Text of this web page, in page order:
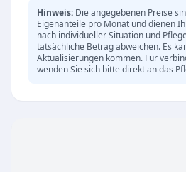
Vertrauen geprägt ist.
zeichnen das Leben vor Ort
Ganzheitliche stationäre
Kurzzeitpflege
Hinweis: Die angegebenen Preise
Eigenanteile pro Monat und dienen
nach individueller Situation und
tatsächliche Betrag abweichen. Es
Aktualisierungen kommen. Für
wenden Sie sich bitte direkt an das